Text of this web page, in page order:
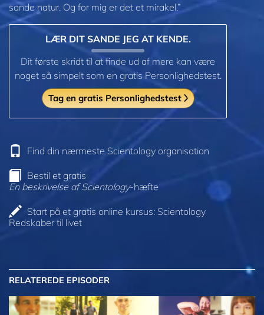
sande natur. Og for mig er det et mirakel.”
LÆR DIT SANDE JEG AT KENDE.
Dit første skridt til at finde ud af mere kan være
noget så simpelt som en gratis Personlighedstest.
Tag en gratis Personlighedstest
Find din nærmeste Scientology organisation
Bestil et gratis
En beskrivelse af Scientology-hæfte
Start på et gratis online kursus: Scientology
Redskaber til livet
RELATEREDE EPISODER